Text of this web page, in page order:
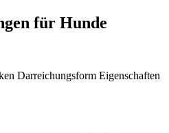
für Hunde
Darreichungsform Eigenschaften